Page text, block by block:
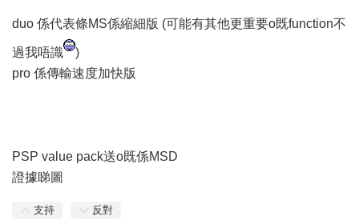
duo 係代表條MS係縮細版 (可能有其他更重要o既function不
過我唔識
)
pro 係傳輸速度加快版
PSP value pack送o既係MSD
證據睇圖
支持 反對